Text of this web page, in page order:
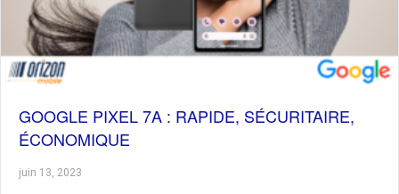
GOOGLE PIXEL 7A : RAPIDE, SÉCURITAIRE,
ÉCONOMIQUE
juin 13, 2023